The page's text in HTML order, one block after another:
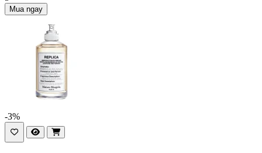
Mua ngay
-3%